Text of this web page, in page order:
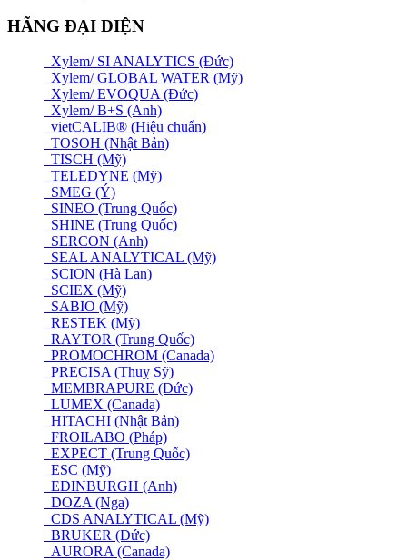
HÃNG ĐẠI DIỆN
Xylem/ SI ANALYTICS (Đức)
Xylem/ GLOBAL WATER (Mỹ)
Xylem/ EVOQUA (Đức)
Xylem/ B+S (Anh)
vietCALIB® (Hiệu chuẩn)
TOSOH (Nhật Bản)
TISCH (Mỹ)
TELEDYNE (Mỹ)
SMEG (Ý)
SINEO (Trung Quốc)
SHINE (Trung Quốc)
SERCON (Anh)
SEAL ANALYTICAL (Mỹ)
SCION (Hà Lan)
SCIEX (Mỹ)
SABIO (Mỹ)
RESTEK (Mỹ)
RAYTOR (Trung Quốc)
PROMOCHROM (Canada)
PRECISA (Thuỵ Sỹ)
MEMBRAPURE (Đức)
LUMEX (Canada)
HITACHI (Nhật Bản)
FROILABO (Pháp)
EXPECT (Trung Quốc)
ESC (Mỹ)
EDINBURGH (Anh)
DOZA (Nga)
CDS ANALYTICAL (Mỹ)
BRUKER (Đức)
AURORA (Canada)